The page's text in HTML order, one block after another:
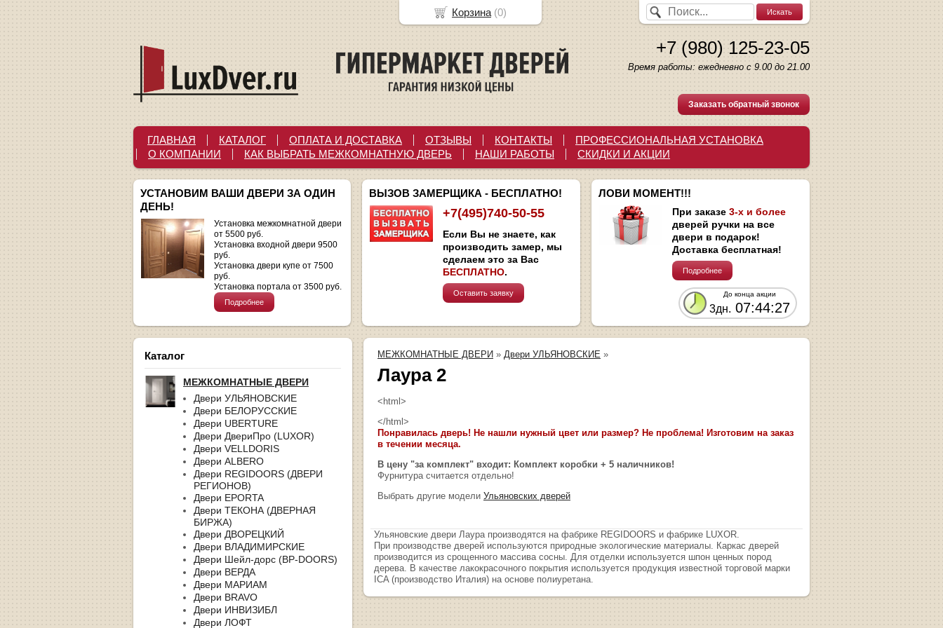
+7 (980) 125-23-05
Время работы: ежедневно с 9.00 до 21.00
Заказать обратный звонок
ГЛАВНАЯ КАТАЛОГ ОПЛАТА И ДОСТАВКА ОТЗЫВЫ КОНТАКТЫ
ПРОФЕССИОНАЛЬНАЯ УСТАНОВКА
О КОМПАНИИ
КАК ВЫБРАТЬ МЕЖКОМНАТНУЮ ДВЕРЬ НАШИ РАБОТЫ СКИДКИ И АКЦИИ
УСТАНОВИМ ВАШИ ДВЕРИ ЗА ОДИН
ДЕНЬ!
Установка межкомнатной двери
от 5500 руб.
Установка входной двери 9500
руб.
Установка двери купе от 7500
руб.
Установка портала от 3500 руб.
Подробнее
ВЫЗОВ ЗАМЕРЩИКА - БЕСПЛАТНО!
+7(495)740-50-55
Если Вы не знаете, как
производить замер, мы
сделаем это за Вас
БЕСПЛАТНО.
Оставить заявку
ЛОВИ МОМЕНТ!!!
При заказе 3-х и более
дверей ручки на все
двери в подарок!
Доставка бесплатная!
Подробнее
До конца акции
3дн. 07:44:27
Каталог
МЕЖКОМНАТНЫЕ ДВЕРИ
Двери УЛЬЯНОВСКИЕ
Двери БЕЛОРУССКИЕ
Двери UBERTURE
Двери ДвериПро (LUXOR)
Двери VELLDORIS
Двери ALBERO
Двери REGIDOORS (ДВЕРИ
РЕГИОНОВ)
Двери EPORTA
Двери ТЕКОНА (ДВЕРНАЯ
БИРЖА)
Двери ДВОРЕЦКИЙ
Двери ВЛАДИМИРСКИЕ
Двери Шейл-дорс (BP-DOORS)
Двери ВЕРДА
Двери МАРИАМ
Двери BRAVO
Двери ИНВИЗИБЛ
Двери ЛОФТ
МЕЖКОМНАТНЫЕ ДВЕРИ » Двери УЛЬЯНОВСКИЕ »
Лаура 2
<html>
</html>
Понравилась дверь! Не нашли нужный цвет или размер? Не проблема! Изготовим на заказ
в течении месяца.
В цену "за комплект" входит: Комплект коробки + 5 наличников!
Фурнитура считается отдельно!
Выбрать другие модели Ульяновских дверей
Ульяновские двери Лаура производятся на фабрике REGIDOORS и фабрике LUXOR.
При производстве дверей используются природные экологические материалы. Каркас дверей
производится из срощенного массива сосны. Для отделки используется шпон ценных пород
дерева. В качестве лакокрасочного покрытия используется продукция известной торговой марки
ICA (производство Италия) на основе полиуретана.
Корзина (0)